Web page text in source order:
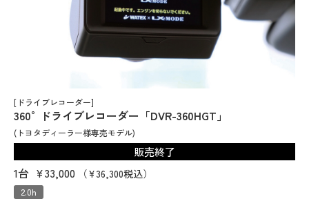
[ドライブレコーダー]
360°ドライブレコーダー「DVR-360HGT」
(トヨタディーラー様専売モデル)
販売終了
1台 ¥33,000 （¥36,300税込）
2.0h